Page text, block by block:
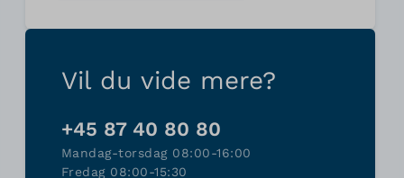
Vil du vide mere?
+45 87 40 80 80
Mandag-torsdag 08:00-16:00
Fredag 08:00-15:30